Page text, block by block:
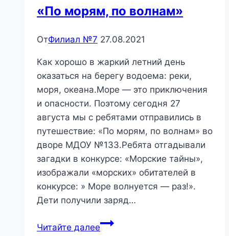
«По морям, по волнам»
ОтФилиал №7 27.08.2021
Как хорошо в жаркий летний день
оказаться на берегу водоема: реки,
моря, океана.Море — это приключения
и опасности. Поэтому сегодня 27
августа мы с ребятами отправились в
путешествие: «По морям, по волнам» во
дворе МДОУ №133.Ребята отгадывали
загадки в конкурсе: «Морские тайны»,
изображали «морских» обитателей в
конкурсе: » Море волнуется — раз!».
Дети получили заряд…
Читайте далее«По